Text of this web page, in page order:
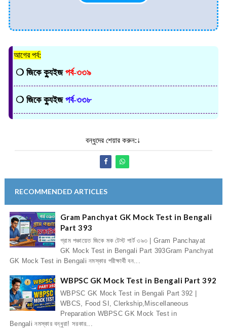
আগের পর্ব:
❍ জিকে ক্যুইজ পর্ব-৩৩৯
❍ জিকে ক্যুইজ পর্ব-৩৩৮
বন্ধুদের শেয়ার করুন:↓
RECOMMENDED ARTICLES
Gram Panchyat GK Mock Test in Bengali
Part 393
গ্রাম পঞ্চায়েত জিকে মক টেস্ট পার্ট ৩৯৩ | Gram Panchayat
GK Mock Test in Bengali Part 393Gram Panchyat
GK Mock Test in Bengali নমস্কার পরীক্ষার্থী বন...
WBPSC GK Mock Test in Bengali Part 392
WBPSC GK Mock Test in Bengali Part 392 |
WBCS, Food SI, Clerkship,Miscellaneous
Preparation WBPSC GK Mock Test in
Bengali নমস্কার বন্ধুরা! সরকার...